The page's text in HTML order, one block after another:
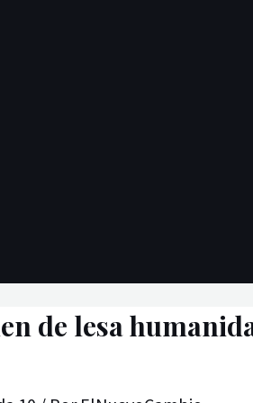
de lesa